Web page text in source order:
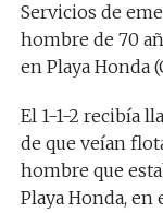
Servicios de
hombre de 70
en Playa Honda
El 1-1-2 recibía
de que veían
hombre que
Playa Honda,